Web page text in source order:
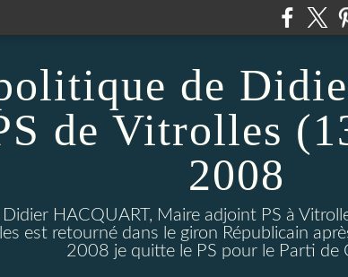
de
de Vitrolles
2008
HACQUART, Maire adjoint PS à
est retourné dans le giron Républicain
2008 je quitte le PS pour le Parti de